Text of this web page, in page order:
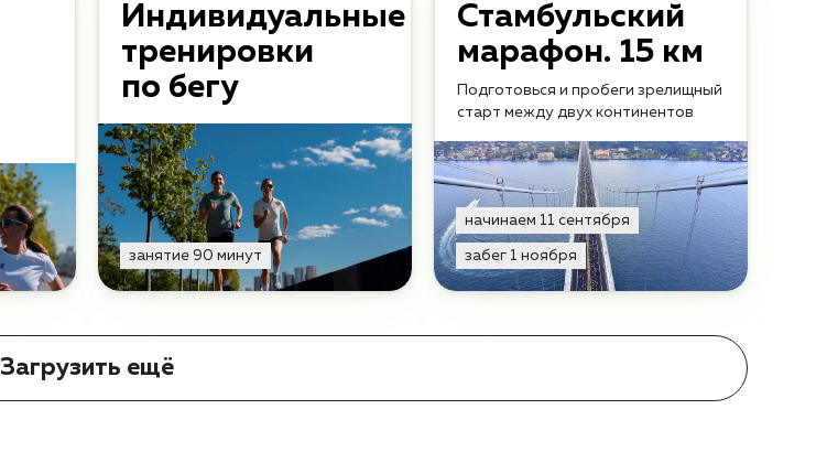
Индивидуальные
тренировки
по бегу
занятие 90 минут
Стамбульский
марафон. 15 км
Подготовься и пробеги зрелищный
старт между двух континентов
начинаем 11 сентября
забег 1 ноября
Загрузить ещё